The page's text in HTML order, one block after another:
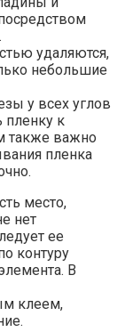
удаляются,
небольшие
у всех углов
пленку к
также важно
пленка
место,
нет
ее
контуру
В
клеем,